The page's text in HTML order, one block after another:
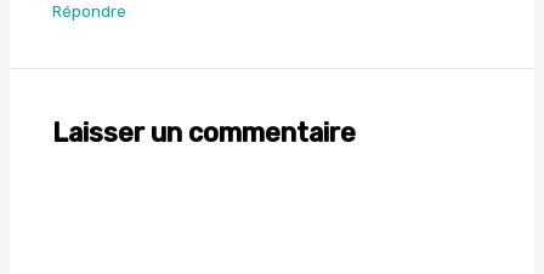
Répondre
Laisser un commentaire